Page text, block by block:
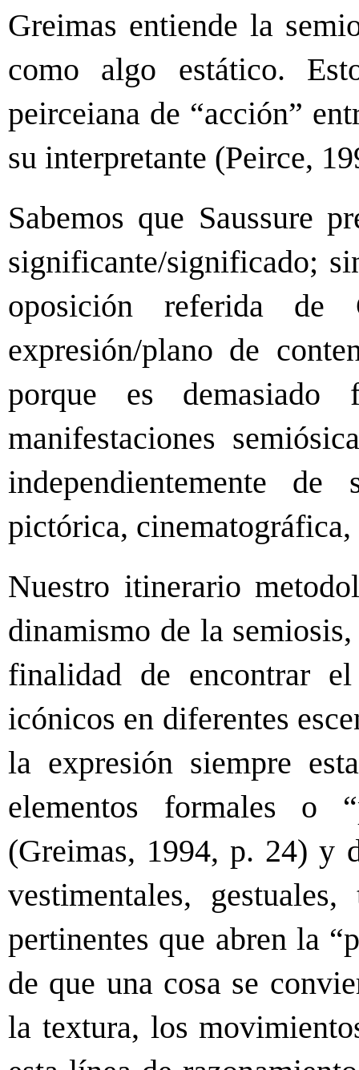
Greimas entiende la
como algo estático.
peirceiana de “acción”
su interpretante (Peirce,
Sabemos que Saussure
significante/significado;
oposición referida
expresión/plano de
porque es
manifestaciones
independientemente
pictórica,
Nuestro itinerario
dinamismo de la
finalidad de encontrar
icónicos en diferentes
la expresión siempre
elementos formales o
(Greimas, 1994, p. 24) y
vestimentales,
pertinentes que abren la
de que una cosa se
la textura, los